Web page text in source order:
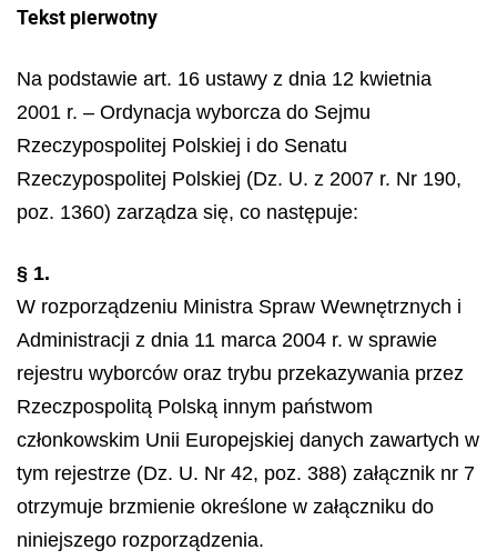
Tekst pierwotny
Na podstawie art. 16 ustawy z dnia 12 kwietnia
2001 r. – Ordynacja wyborcza do Sejmu
Rzeczypospolitej Polskiej i do Senatu
Rzeczypospolitej Polskiej (Dz. U. z 2007 r. Nr 190,
poz. 1360) zarządza się, co następuje:
§ 1.
W rozporządzeniu Ministra Spraw Wewnętrznych i
Administracji z dnia 11 marca 2004 r. w sprawie
rejestru wyborców oraz trybu przekazywania przez
Rzeczpospolitą Polską innym państwom
członkowskim Unii Europejskiej danych zawartych w
tym rejestrze (Dz. U. Nr 42, poz. 388) załącznik nr 7
otrzymuje brzmienie określone w załączniku do
niniejszego rozporządzenia.